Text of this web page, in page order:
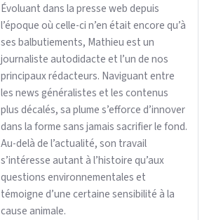
Évoluant dans la presse web depuis
l’époque où celle-ci n’en était encore qu’à
ses balbutiements, Mathieu est un
journaliste autodidacte et l’un de nos
principaux rédacteurs. Naviguant entre
les news généralistes et les contenus
plus décalés, sa plume s’efforce d’innover
dans la forme sans jamais sacrifier le fond.
Au-delà de l’actualité, son travail
s’intéresse autant à l’histoire qu’aux
questions environnementales et
témoigne d’une certaine sensibilité à la
cause animale.